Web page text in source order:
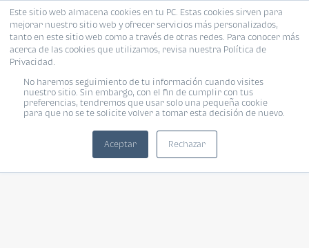
Este sitio web almacena cookies en tu PC. Estas cookies sirven para
mejorar nuestro sitio web y ofrecer servicios más personalizados,
tanto en este sitio web como a través de otras redes. Para conocer más
acerca de las cookies que utilizamos, revisa nuestra Política de
Privacidad.
No haremos seguimiento de tu información cuando visites
nuestro sitio. Sin embargo, con el fin de cumplir con tus
preferencias, tendremos que usar solo una pequeña cookie
para que no se te solicite volver a tomar esta decisión de nuevo.
Aceptar Rechazar